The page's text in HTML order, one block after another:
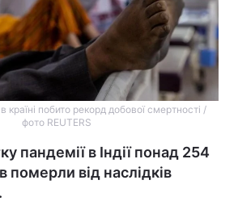
в країні побито рекорд добової смертності /
фото REUTERS
пандемії в Індії понад 254
померли від наслідків